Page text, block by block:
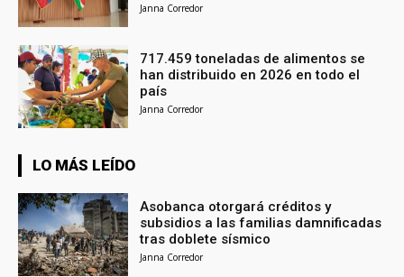
Janna Corredor
717.459 toneladas de alimentos se
han distribuido en 2026 en todo el
país
Janna Corredor
LO MÁS LEÍDO
Asobanca otorgará créditos y
subsidios a las familias damnificadas
tras doblete sísmico
Janna Corredor